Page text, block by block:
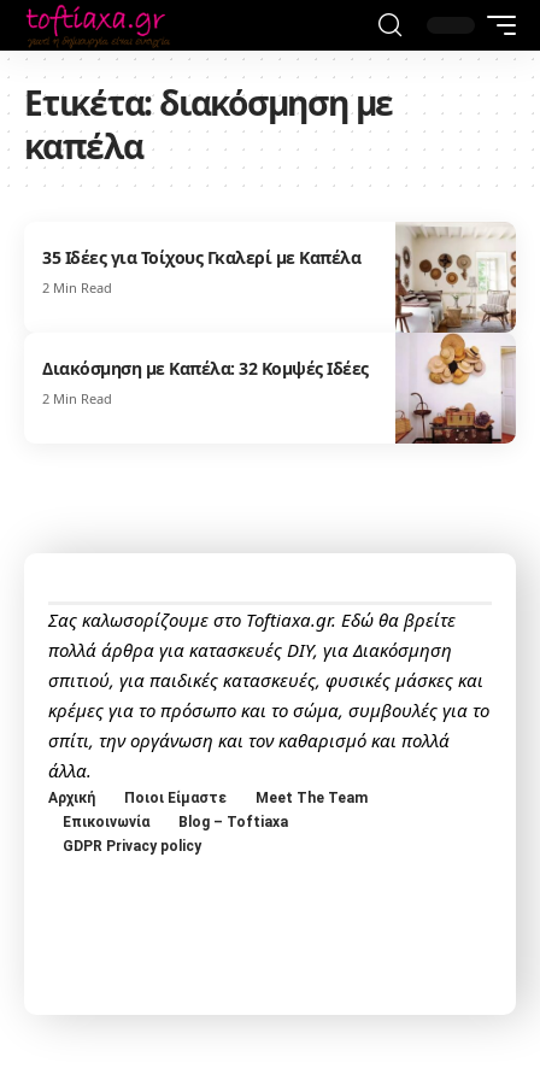
Ετικέτα:διακόσμηση με
καπέλα
35 Ιδέες για Τοίχους Γκαλερί με Καπέλα
2 Min Read
Διακόσμηση με Καπέλα: 32 Κομψές Ιδέες
2 Min Read
Σας καλωσορίζουμε στο Toftiaxa.gr. Εδώ θα βρείτε
πολλά άρθρα για κατασκευές DIY, για Διακόσμηση
σπιτιού, για παιδικές κατασκευές, φυσικές μάσκες και
κρέμες για το πρόσωπο και το σώμα, συμβουλές για το
σπίτι, την οργάνωση και τον καθαρισμό και πολλά
άλλα.
Αρχική Ποιοι Είμαστε
Meet The Team
Επικοινωνία
Blog – Toftiaxa
GDPR Privacy policy